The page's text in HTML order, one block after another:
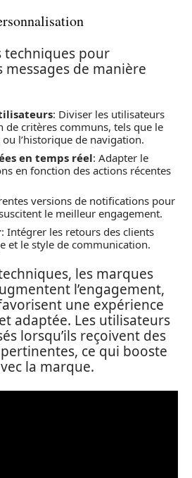
techniques pour
messages de manière
: Diviser les utilisateurs
de critères communs, tels que le
l’historique de navigation.
en temps réel: Adapter le
en fonction des actions récentes
versions de notifications pour
le meilleur engagement.
: Intégrer les retours des clients
et le style de communication.
les marques
l’engagement,
une expérience
adaptée. Les utilisateurs
lorsqu’ils reçoivent des
ce qui booste
la marque.